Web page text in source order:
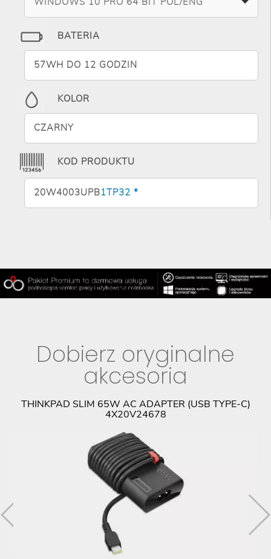
BATERIA
57WH DO 12 GODZIN
KOLOR
CZARNY
KOD PRODUKTU
20W4003UPB1TP32 *
Dobierz oryginalne
akcesoria
THINKPAD SLIM 65W AC ADAPTER (USB TYPE-C)
4X20V24678